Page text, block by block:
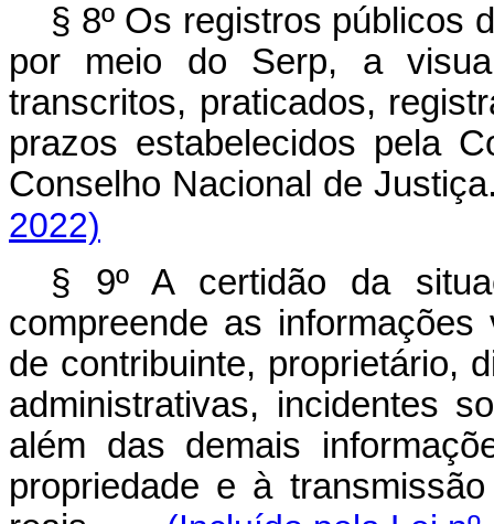
§ 8º Os registros públicos
por meio do Serp, a
transcritos, praticados,
prazos estabelecidos pela
Conselho Nacional de
2022)
§ 9º A certidão da
compreende as
de contribuinte, proprietário,
administrativas, incidentes
além das demais
propriedade e à